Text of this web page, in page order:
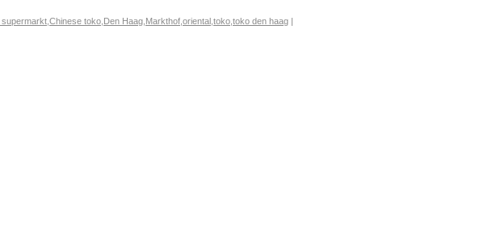
Chinese toko Den Haag Markthof oriental toko toko den haag |